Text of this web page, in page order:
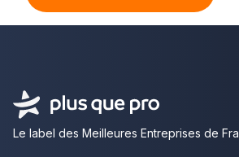
Le label des Meilleures Entreprises de